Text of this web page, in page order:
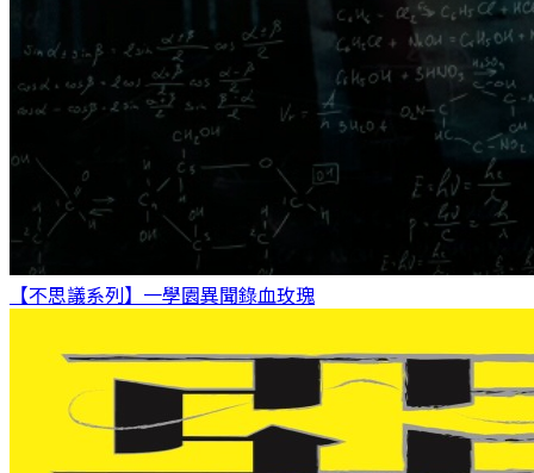
【不思議系列】一學園異聞錄血玫瑰